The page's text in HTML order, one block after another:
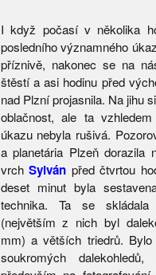
I když počasí v několika
posledního významného
příznivě, nakonec se na
štěstí a asi hodinu před
nad Plzní projasnila. Na jihu
oblačnost, ale ta
úkazu nebyla rušivá.
a planetária Plzeň dorazila
vrchSylván před čtvrtou
deset minut byla
technika. Ta se
(největším z nich byl
mm) a větších triedrů.
soukromých